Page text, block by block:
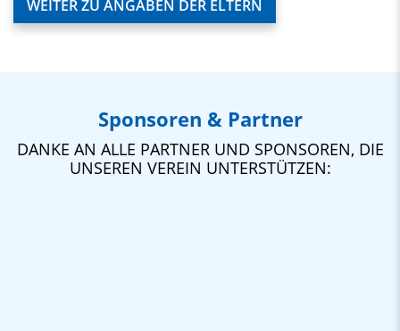
Sponsoren & Partner
DANKE AN ALLE PARTNER UND SPONSOREN, DIE
UNSEREN VEREIN UNTERSTÜTZEN: